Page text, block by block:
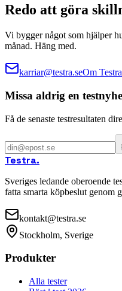
Redo att göra
Vi bygger något som hjälper
månad. Häng med.
karriar@testra.seOm Testra
Missa aldrig en
Få de senaste testresultaten
Testra.
Sveriges ledande oberoende
fatta smarta köpbeslut genom
kontakt@testra.se
Stockholm, Sverige
Produkter
Alla tester